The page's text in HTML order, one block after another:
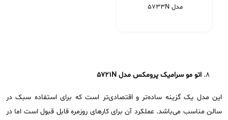
مدل 5733N
اتو مو سرامیک پرومکس مدل 5721N
این مدل یک گزینه ساده‌تر و اقتصادی‌تر است که برای استفاده سبک در
سالن مناسب می‌باشد. عملکرد آن برای کارهای روزمره قابل قبول است اما در